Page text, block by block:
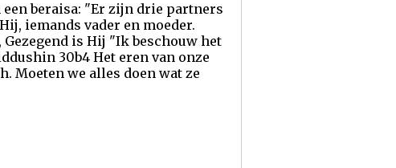
een beraisa: "Er zijn drie partners
iemands vader en moeder.
is Hij "Ik beschouw het
30b4 Het eren van onze
Moeten we alles doen wat ze